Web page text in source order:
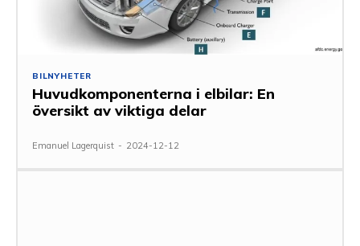
BILNYHETER
Huvudkomponenterna i elbilar: En
översikt av viktiga delar
Emanuel Lagerquist - 2024-12-12